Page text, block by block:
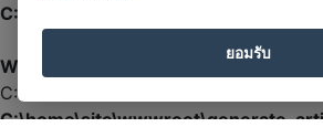
Warning
: filemtime(): stat failed for
C:\home\site\wwwroot/html/cache/
ยอมรับ